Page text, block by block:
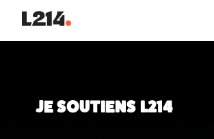
JE SOUTIENS L214